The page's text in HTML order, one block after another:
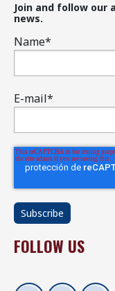
Join and follow
news.
Name*
E-mail*
FOLLOW US